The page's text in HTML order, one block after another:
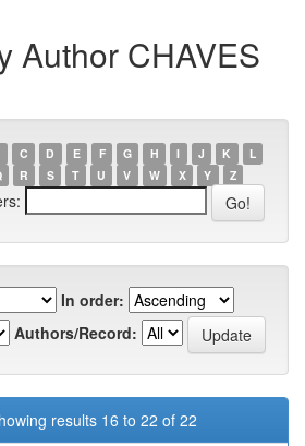
Author CHAVES
C D E F G H I J K
L
R S T U V W X Y Z
In order:
Authors/Record:
results 16 to 22 of 22